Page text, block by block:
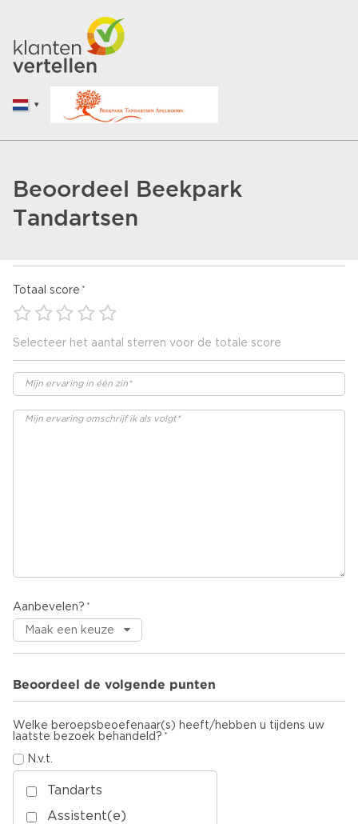
Beoordeel Beekpark
Tandartsen
Totaal score
Selecteer het aantal sterren voor de totale score
Aanbevelen?
Beoordeel de volgende punten
Welke beroepsbeoefenaar(s) heeft/hebben u tijdens uw
laatste bezoek behandeld?
Tandarts
Assistent(e)
N.v.t.